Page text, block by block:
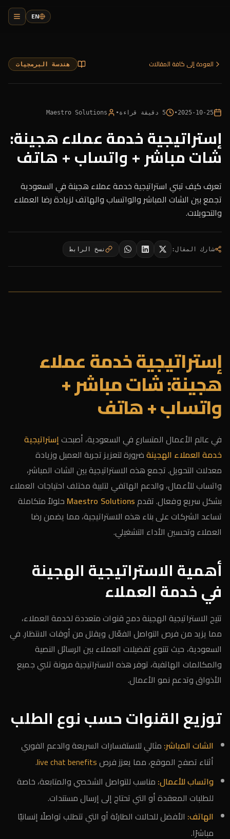
EN
العودة إلى كافة المقالات هندسة البرمجيات
2025-10-25
•
5 دقيقة قراءة•
Maestro Solutions
إستراتيجية خدمة عملاء هجينة:
شات مباشر + واتساب + هاتف
تعرف كيف تبني استراتيجية خدمة عملاء هجينة في السعودية
تجمع بين الشات المباشر والواتساب والهاتف لزيادة رضا العملاء
والتحويلات.
شارك المقال: نسخ الرابط
إستراتيجية خدمة عملاء
هجينة: شات مباشر +
واتساب + هاتف
في عالم الأعمال المتسارع في السعودية، أصبحتإستراتيجية
خدمة العملاء الهجينةضرورة لتعزيز تجربة العميل وزيادة
معدلات التحويل. تجمع هذه الاستراتيجية بين الشات المباشر،
واتساب للأعمال، والدعم الهاتفي لتلبية مختلف احتياجات العملاء
بشكل سريع وفعال. تقدمMaestro Solutions حلولاً متكاملة
تساعد الشركات على بناء هذه الاستراتيجية، مما يضمن رضا
العملاء وتحسين الأداء التشغيلي.
أهمية الاستراتيجية الهجينة
في خدمة العملاء
تتيح الاستراتيجية الهجينة دمج قنوات متعددة لخدمة العملاء،
مما يزيد من فرص التواصل الفعّال ويقلل من أوقات الانتظار. في
السعودية، حيث تتنوع تفضيلات العملاء بين الرسائل النصية
والمكالمات الهاتفية، توفر هذه الاستراتيجية مرونة تلبي جميع
الأذواق وتدعم نمو الأعمال.
توزيع القنوات حسب نوع الطلب
الشات المباشر: مثالي للاستفسارات السريعة والدعم الفوري
أثناء تصفح الموقع، مما يعزز فرصlive chat benefits
.
واتساب للأعمال: مناسب للتواصل الشخصي والمتابعة، خاصة
للطلبات المعقدة أو التي تحتاج إلى إرسال مستندات.
الهاتف: الأفضل للحالات الطارئة أو التي تتطلب تواصلًا إنسانيًا
مباشرًا.